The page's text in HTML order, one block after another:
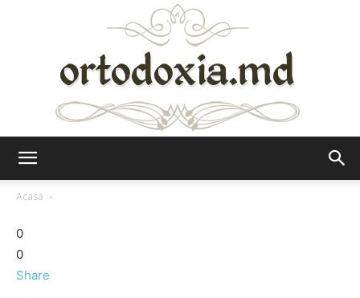
Acasă
0
0
Share